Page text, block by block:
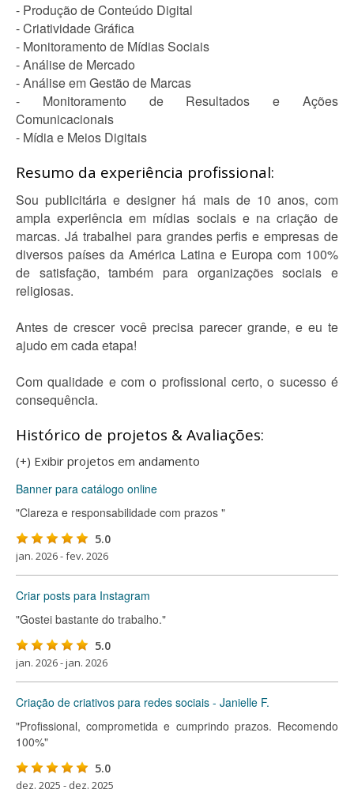
- Produção de Conteúdo Digital
- Criatividade Gráfica
- Monitoramento de Mídias Sociais
- Análise de Mercado
- Análise em Gestão de Marcas
- Monitoramento de Resultados e Ações
Comunicacionais
- Mídia e Meios Digitais
Resumo da experiência profissional:
Sou publicitária e designer há mais de 10 anos, com
ampla experiência em mídias sociais e na criação de
marcas. Já trabalhei para grandes perfis e empresas de
diversos países da América Latina e Europa com 100%
de satisfação, também para organizações sociais e
religiosas.
Antes de crescer você precisa parecer grande, e eu te
ajudo em cada etapa!
Com qualidade e com o profissional certo, o sucesso é
consequência.
Histórico de projetos & Avaliações:
(+) Exibir projetos em andamento
Banner para catálogo online
"Clareza e responsabilidade com prazos "
5.0
jan. 2026 - fev. 2026
Criar posts para Instagram
"Gostei bastante do trabalho."
5.0
jan. 2026 - jan. 2026
Criação de criativos para redes sociais - Janielle F.
"Profissional, comprometida e cumprindo prazos. Recomendo
100%"
5.0
dez. 2025 - dez. 2025